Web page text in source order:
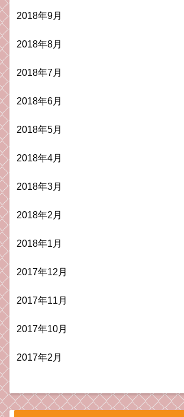
2018年9月
2018年8月
2018年7月
2018年6月
2018年5月
2018年4月
2018年3月
2018年2月
2018年1月
2017年12月
2017年11月
2017年10月
2017年2月